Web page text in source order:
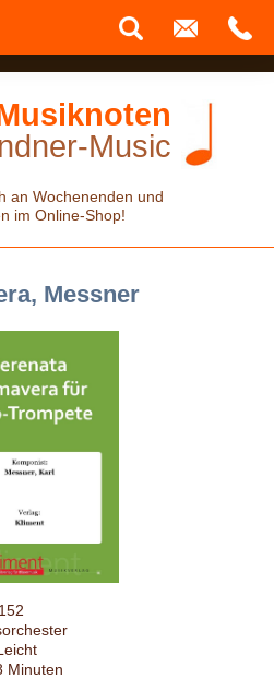
Music
an Wochenenden und
im Online-Shop!
Messner
Minuten